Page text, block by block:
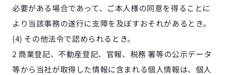
必要がある場合であって、ご本人様の同意を得ることに
より当該事務の遂行に支障を及ぼすおそれがあるとき。
(4) その他法令で認められるとき。
2 商業登記、不動産登記、官報、税務 署等の公示データ
等から当社が取得した情報に含まれる個人情報は、個人